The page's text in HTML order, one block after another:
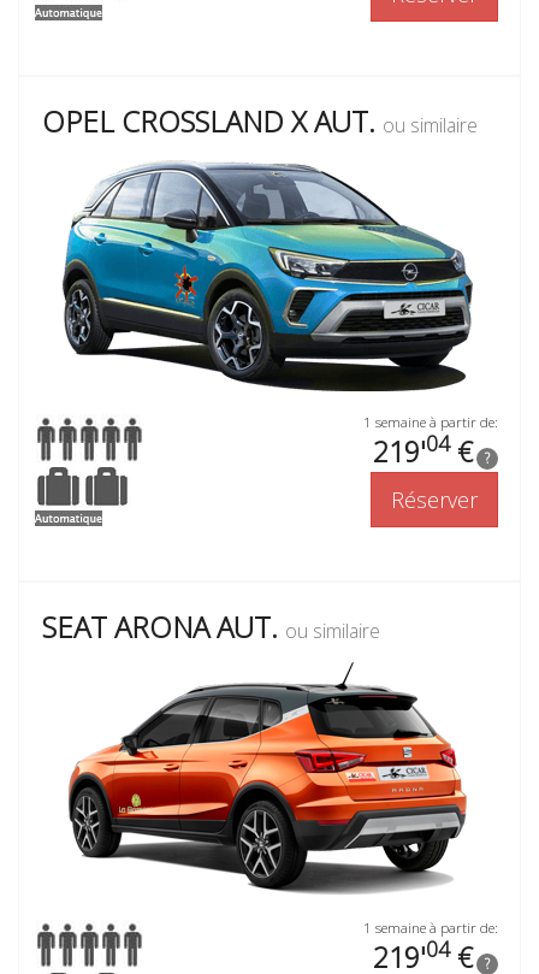
OPEL CROSSLAND X AUT. ou similaire
1 semaine à partir de:
219'04€ ?
Réserver
SEAT ARONA AUT. ou similaire
1 semaine à partir de:
219'04€ ?